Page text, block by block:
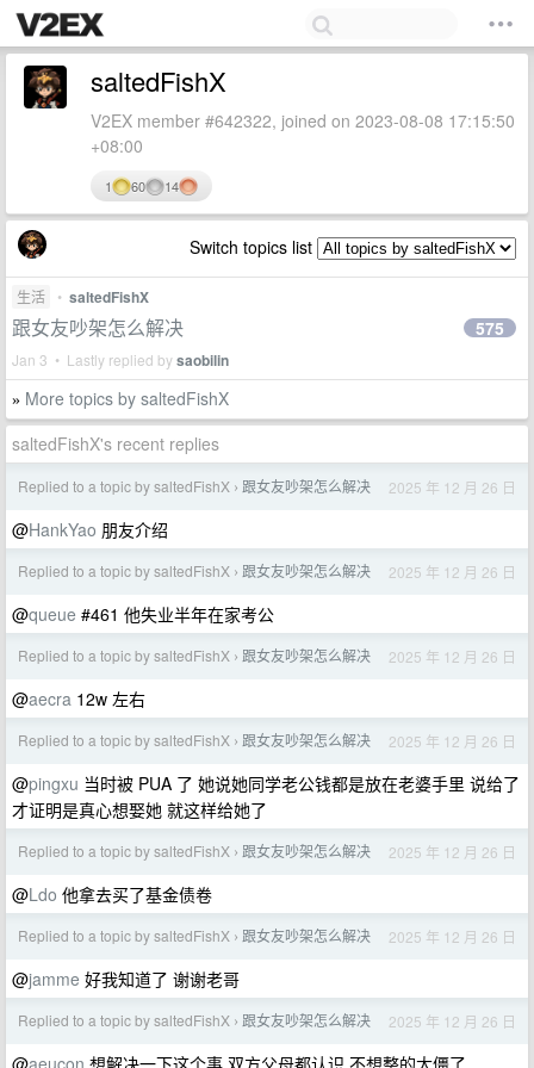
saltedFishX
V2EX member #642322, joined on 2023-08-08 17:15:50
+08:00
1 60 14
Switch topics list
生活 • saltedFishX
跟女友吵架怎么解决
Jan 3 • Lastly replied bysaobilin
575
» More topics by saltedFishX
saltedFishX's recent replies
Replied to a topic by saltedFishX › 跟女友吵架怎么解决 2025 年 12 月 26 日
@HankYao 朋友介绍
Replied to a topic by saltedFishX › 跟女友吵架怎么解决 2025 年 12 月 26 日
@queue #461 他失业半年在家考公
Replied to a topic by saltedFishX › 跟女友吵架怎么解决 2025 年 12 月 26 日
@aecra 12w 左右
Replied to a topic by saltedFishX › 跟女友吵架怎么解决 2025 年 12 月 26 日
@pingxu 当时被 PUA 了 她说她同学老公钱都是放在老婆手里 说给了
才证明是真心想娶她 就这样给她了
Replied to a topic by saltedFishX › 跟女友吵架怎么解决 2025 年 12 月 26 日
@Ldo 他拿去买了基金债卷
Replied to a topic by saltedFishX › 跟女友吵架怎么解决 2025 年 12 月 26 日
@jamme 好我知道了 谢谢老哥
Replied to a topic by saltedFishX › 跟女友吵架怎么解决 2025 年 12 月 26 日
@aeucon 想解决一下这个事 双方父母都认识 不想整的太僵了